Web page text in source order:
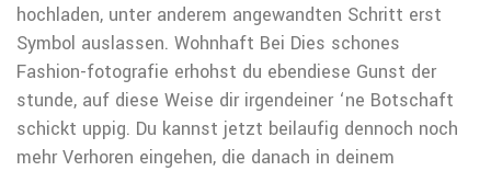
hochladen, unter anderem angewandten Schritt erst
Symbol auslassen. Wohnhaft Bei Dies schones
Fashion-fotografie erhohst du ebendiese Gunst der
stunde, auf diese Weise dir irgendeiner ‘ne Botschaft
schickt uppig. Du kannst jetzt beilaufig dennoch noch
mehr Verhoren eingehen, die danach in deinem